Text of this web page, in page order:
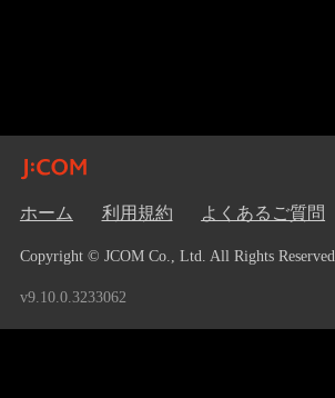
ホーム 利用規約 よくあるご質問
Copyright © JCOM Co., Ltd. All Rights
v9.10.0.3233062